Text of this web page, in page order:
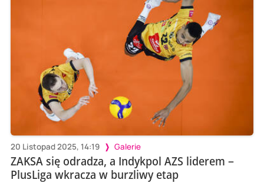
20 Listopad 2025, 14:19 Galerie
ZAKSA się odradza, a Indykpol AZS liderem –
PlusLiga wkracza w burzliwy etap